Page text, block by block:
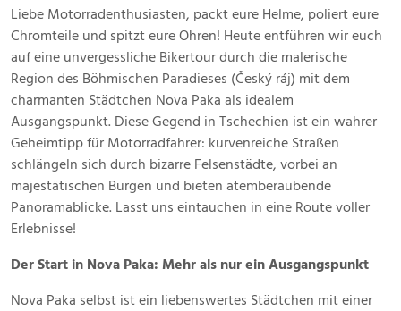
Januar
2025
Liebe Motorradenthusiasten, packt eure Helme, poliert eure
Chromteile und spitzt eure Ohren! Heute entführen wir euch
auf eine unvergessliche Bikertour durch die malerische
Region des Böhmischen Paradieses (Český ráj) mit dem
charmanten Städtchen Nova Paka als idealem
Ausgangspunkt. Diese Gegend in Tschechien ist ein wahrer
Geheimtipp für Motorradfahrer: kurvenreiche Straßen
schlängeln sich durch bizarre Felsenstädte, vorbei an
majestätischen Burgen und bieten atemberaubende
Panoramablicke. Lasst uns eintauchen in eine Route voller
Erlebnisse!
Der Start in Nova Paka: Mehr als nur ein Ausgangspunkt
Nova Paka selbst ist ein liebenswertes Städtchen mit einer